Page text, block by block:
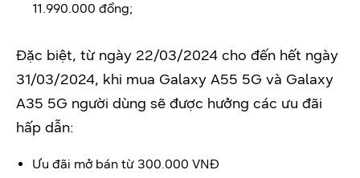
11.990.000 đồng;
Đặc biệt, từ ngày 22/03/2024 cho đến hết ngày
31/03/2024, khi mua Galaxy A55 5G và Galaxy
A35 5G người dùng sẽ được hưởng các ưu đãi
hấp dẫn:
Ưu đãi mở bán từ 300.000 VNĐ